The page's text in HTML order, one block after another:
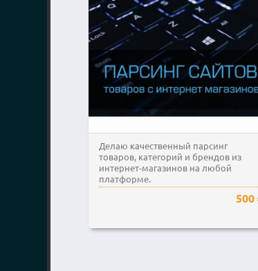
Делаю качественный парсинг
товаров, категорий и брендов из
интернет-магазинов на любой
платформе.
500